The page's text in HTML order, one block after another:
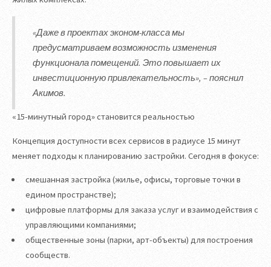
«Даже в проектах эконом-класса мы
предусматриваем возможность изменения
функционала помещений. Это повышает их
инвестиционную привлекательность», – пояснил
Акимов.
«15-минутный город» становится реальностью
Концепция доступности всех сервисов в радиусе 15 минут
меняет подходы к планированию застройки. Сегодня в фокусе:
смешанная застройка (жилье, офисы, торговые точки в
едином пространстве);
цифровые платформы для заказа услуг и взаимодействия с
управляющими компаниями;
общественные зоны (парки, арт-объекты) для построения
сообществ.